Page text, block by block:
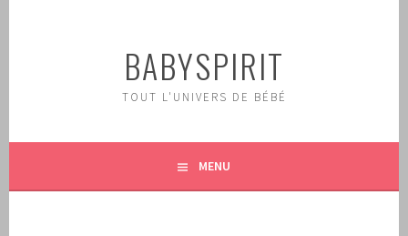
BABYSPIRIT
TOUT L'UNIVERS DE BÉBÉ
MENU